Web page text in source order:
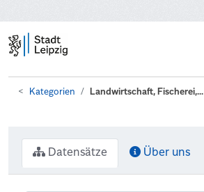
Kategorien Landwirtschaft, Fischerei,...
Datensätze Über uns